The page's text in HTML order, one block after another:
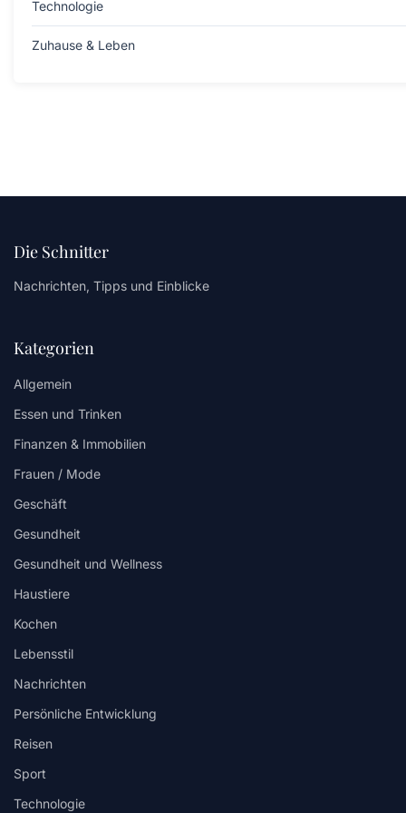
Technologie
Zuhause & Leben
Die Schnitter
Nachrichten, Tipps und Einblicke
Kategorien
Allgemein
Essen und Trinken
Finanzen & Immobilien
Frauen / Mode
Geschäft
Gesundheit
Gesundheit und Wellness
Haustiere
Kochen
Lebensstil
Nachrichten
Persönliche Entwicklung
Reisen
Sport
Technologie